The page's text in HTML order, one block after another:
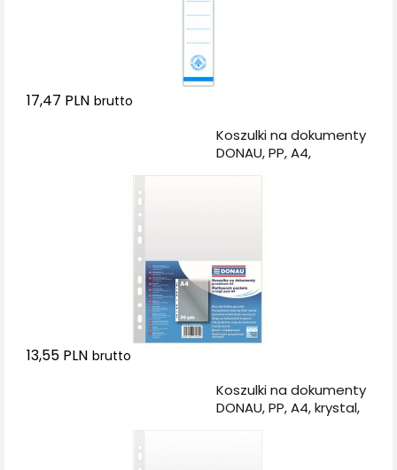
17,47 PLN brutto
Koszulki na dokumenty
DONAU, PP, A4,
13,55 PLN brutto
Koszulki na dokumenty
DONAU, PP, A4, krystal,